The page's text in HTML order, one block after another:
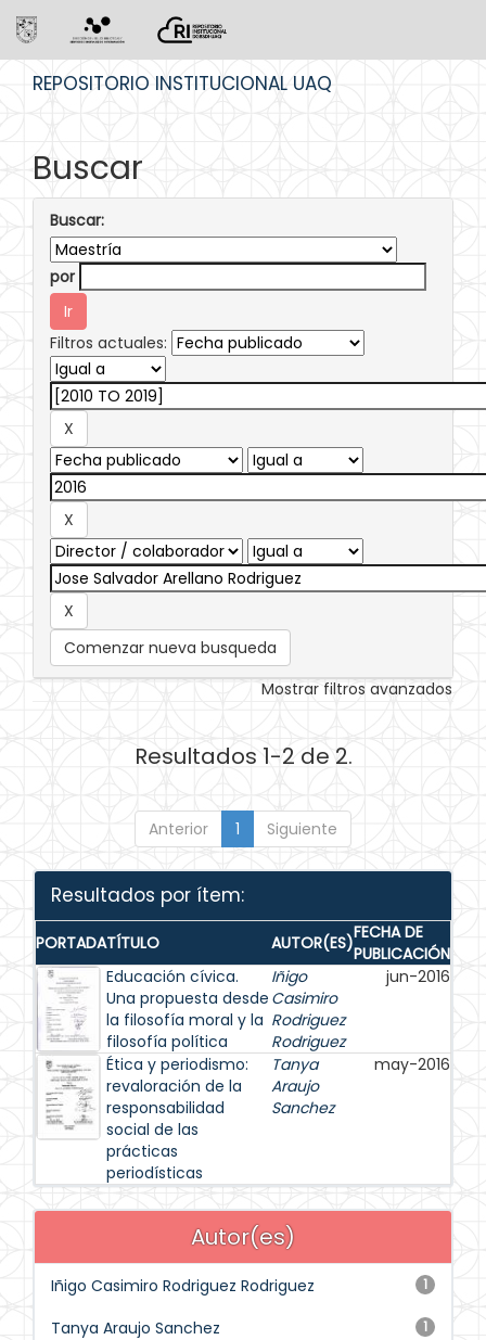
REPOSITORIO INSTITUCIONAL UAQ
Buscar
Buscar:
por
Filtros actuales:
Comenzar nueva busqueda
Mostrar filtros avanzados
Resultados 1-2 de 2.
Anterior 1 Siguiente
Resultados por ítem:
PORTADATÍTULO AUTOR(ES)FECHA DE
PUBLICACIÓN
Educación cívica.
Una propuesta desde
la filosofía moral y la
filosofía política
Iñigo
Casimiro
Rodriguez
Rodriguez
jun-2016
Ética y periodismo:
revaloración de la
responsabilidad
social de las
prácticas
periodísticas
Tanya
Araujo
Sanchez
may-2016
Autor(es)
1
Iñigo Casimiro Rodriguez Rodriguez
1
Tanya Araujo Sanchez